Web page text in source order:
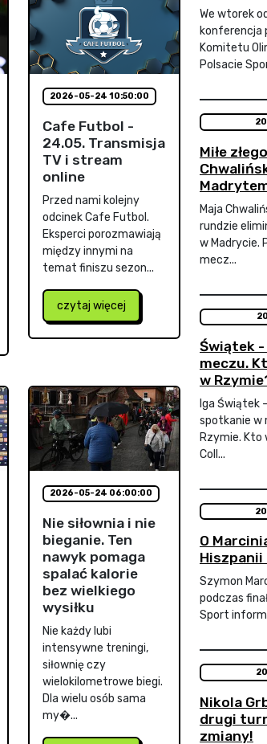
2026-05-24 10:50:00
Cafe Futbol -
24.05. Transmisja
TV i stream
online
Przed nami kolejny
odcinek Cafe Futbol.
Eksperci porozmawiają
między innymi na
temat finiszu sezon...
czytaj więcej
2026-05-24 06:00:00
Nie siłownia i nie
bieganie. Ten
nawyk pomaga
spalać kalorie
bez wielkiego
wysiłku
Nie każdy lubi
intensywne treningi,
siłownię czy
wielokilometrowe biegi.
Dla wielu osób sama
my�...
We wtorek
konferencja
Komitetu
Polsacie
Miłe
Maja
rundzie
w Madrycie.
mecz...
Świątek -
meczu.
w
Iga Świątek
spotkanie w
Rzymie. Kto
Coll...
O
Hiszpanii
Szymon
podczas
Sport
Nikola
drugi
zmiany!